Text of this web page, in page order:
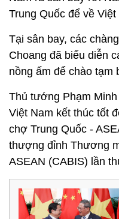
Trung Quốc để về Việt
Tại sân bay, các
Choang đã biểu diễn
nồng ấm để chào tạm
Thủ tướng Phạm
Việt Nam kết thúc tốt
chợ Trung Quốc -
thượng đỉnh Thương
ASEAN (CABIS) lần